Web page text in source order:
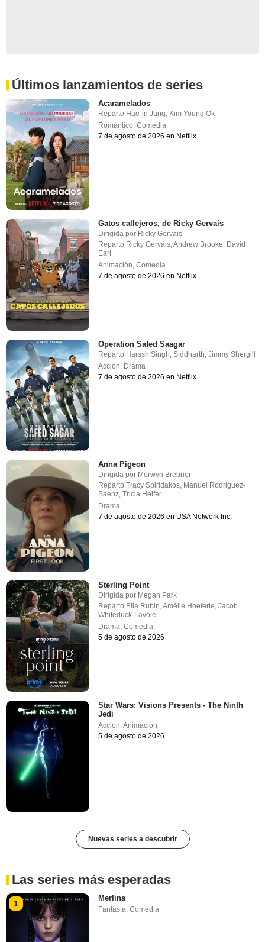
Últimos lanzamientos de series
Acaramelados
Reparto Hae-in Jung, Kim Young Ok
Romántico,Comedia
7 de agosto de 2026 en Netflix
Gatos callejeros, de Ricky Gervais
Dirigida por Ricky Gervais
Reparto Ricky Gervais,Andrew Brooke, David
Earl
Animación,Comedia
7 de agosto de 2026 en Netflix
Operation Safed Saagar
Reparto Harssh Singh ,Siddharth ,Jimmy Shergill
Acción Drama
7 de agosto de 2026 en Netflix
Anna Pigeon
Dirigida por Morwyn Brebner
RepartoTracy Spiridakos, Manuel Rodriguez-
Saenz,Tricia Helfer
Drama
7 de agosto de 2026 en USA Network Inc.
Sterling Point
Dirigida por Megan Park
Reparto Ella Rubin ,Amélie Hoeferle ,Jacob
Whiteduck-Lavoie
Drama ,Comedia
5 de agosto de 2026
Star Wars: Visions Presents - The Ninth
Jedi
Acción,Animación
5 de agosto de 2026
Nuevas series a descubrir
Las series más esperadas
1
Merlina
Fantasía,Comedia